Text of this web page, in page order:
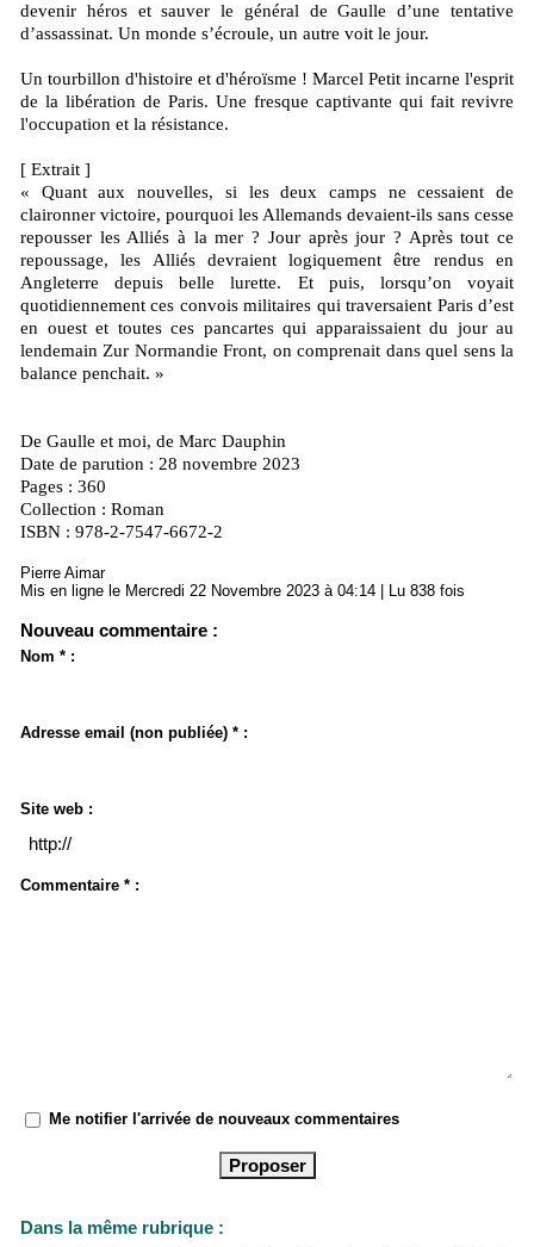
devenir héros et sauver le général de Gaulle d’une tentative
d’assassinat. Un monde s’écroule, un autre voit le jour.
Un tourbillon d'histoire et d'héroïsme ! Marcel Petit incarne l'esprit
de la libération de Paris. Une fresque captivante qui fait revivre
l'occupation et la résistance.
[ Extrait ]
« Quant aux nouvelles, si les deux camps ne cessaient de
claironner victoire, pourquoi les Allemands devaient-ils sans cesse
repousser les Alliés à la mer ? Jour après jour ? Après tout ce
repoussage, les Alliés devraient logiquement être rendus en
Angleterre depuis belle lurette. Et puis, lorsqu’on voyait
quotidiennement ces convois militaires qui traversaient Paris d’est
en ouest et toutes ces pancartes qui apparaissaient du jour au
lendemain Zur Normandie Front, on comprenait dans quel sens la
balance penchait. »
De Gaulle et moi, de Marc Dauphin
Date de parution : 28 novembre 2023
Pages : 360
Collection : Roman
ISBN : 978-2-7547-6672-2
Pierre Aimar
Mis en ligne le Mercredi 22 Novembre 2023 à 04:14 | Lu 838 fois
Nouveau commentaire :
Nom * :
Adresse email (non publiée) * :
Site web :
Commentaire * :
Me notifier l'arrivée de nouveaux commentaires
Dans la même rubrique :